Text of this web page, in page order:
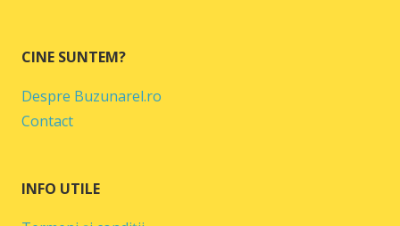
CINE SUNTEM?
Despre Buzunarel.ro
Contact
INFO UTILE